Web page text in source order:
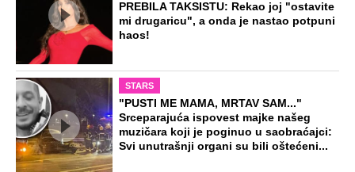
PREBILA TAKSISTU: Rekao joj "ostavite
mi drugaricu", a onda je nastao potpuni
haos!
STARS
"PUSTI ME MAMA, MRTAV SAM..."
Srceparajuća ispovest majke našeg
muzičara koji je poginuo u saobraćajci:
Svi unutrašnji organi su bili oštećeni...